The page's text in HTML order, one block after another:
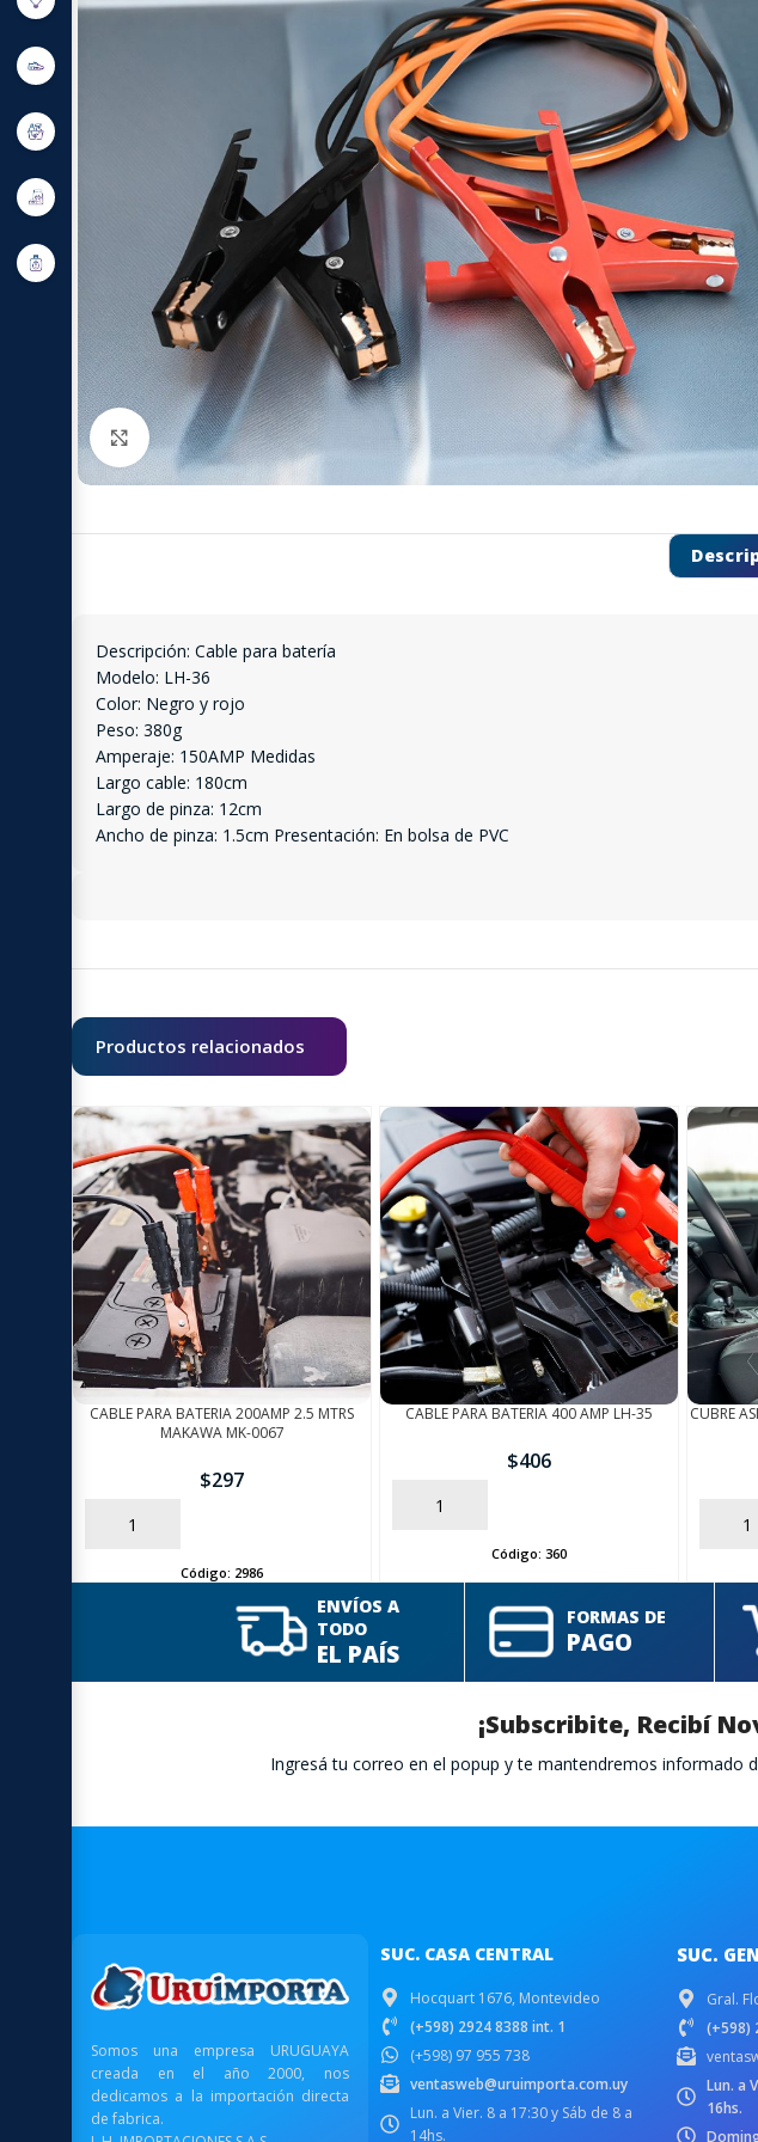
Click to enlarge
Descripción: Cable para batería
Modelo: LH-36
Color: Negro y rojo
Peso: 380g
Amperaje: 150AMP Medidas
Largo cable: 180cm
Largo de pinza: 12cm
Ancho de pinza: 1.5cm Presentación: En bolsa de PVC
Productos relacionados
CABLE PARA BATERIA 200AMP 2.5 MTRS
MAKAWA MK-0067
$297
AÑADIR
Código: 2986
CABLE PARA BATERIA 400 AMP LH-35
$406
AÑADIR
Código:360
CUBRE
AÑADIR
ENVÍOS A
TODO
EL PAÍS
FORMAS DE
PAGO
¡Subscribite, Recibí
Ingresá tu correo en el popup y te mantendremos informado
Somos una empresa URUGUAYA
creada en el año 2000, nos
dedicamos a la importación directa
de fabrica.
SUC. CASA CENTRAL
Hocquart 1676, Montevideo
(+598) 2924 8388 int. 1
(+598) 97 955 738
ventasweb@uruimporta.com.uy
Lun. a Vier. 8 a 17:30 y Sáb de 8 a
14hs.
SUC.
Gral.
(+598)
Lun. a
16hs.